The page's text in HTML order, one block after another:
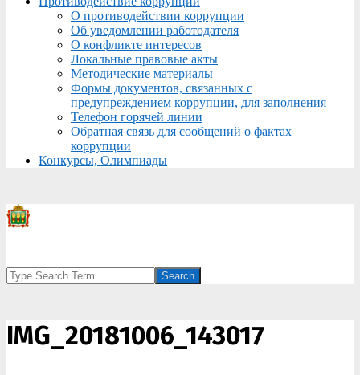
О противодействии коррупции
Об уведомлении работодателя
О конфликте интересов
Локальные правовые акты
Методические материалы
Формы документов, связанных с
предупреждением коррупции, для заполнения
Телефон горячей линии
Обратная связь для сообщений о фактах
коррупции
Конкурсы, Олимпиады
Search
IMG_20181006_143017